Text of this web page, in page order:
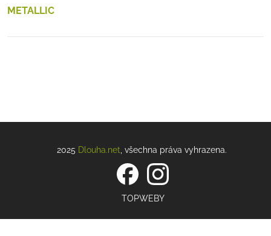
METALLIC
2025 Dlouha.net , všechna práva vyhrazena.
TOPWEBY